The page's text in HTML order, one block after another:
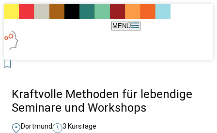
MENÜ
Kraftvolle Methoden für lebendige
Seminare und Workshops
Dortmund 3 Kurstage